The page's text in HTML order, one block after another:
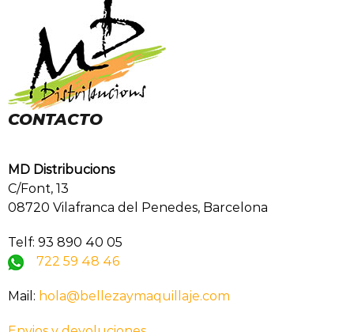
CONTACTO
MD Distribucions
C/Font, 13
08720 Vilafranca del Penedes, Barcelona
Telf: 93 890 40 05
722 59 48 46
Mail: hola@bellezaymaquillaje.com